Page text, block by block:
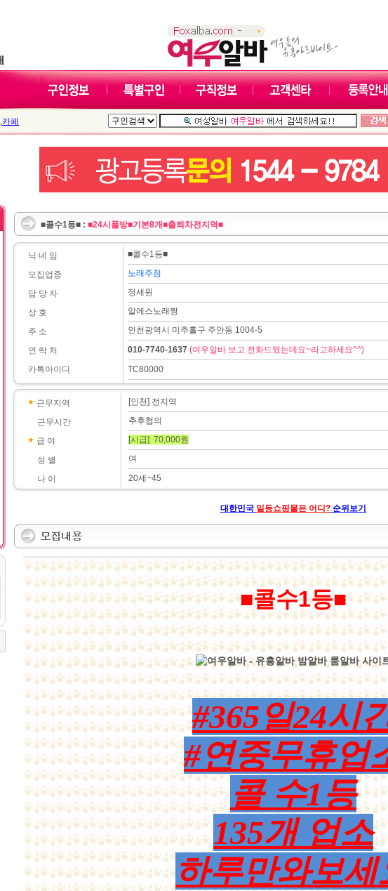
,카페
■콜수1등■ : ■24시풀방■기본8개■출퇴차전지역■
닉 네 임
모집업종
담 당 자
상 호
주 소
연 락 처
카톡아이디
■콜수1등■
노래주점
정세원
알에스노래짱
인천광역시 미추홀구 주안동 1004-5
010-7740-1637 (여우알바 보고 전화드렸는데요~라고하세요^^)
TC80000
근무지역
근무시간
급 여
성 별
나 이
[인천] 전지역
추후협의
[시급] 70,000원
여
20세~45
대한민국 일등쇼핑몰은 어디? 순위보기
■콜수1등■
#365일24시
#연중무휴업
콜 수1등
135개 업소
하루만와보세